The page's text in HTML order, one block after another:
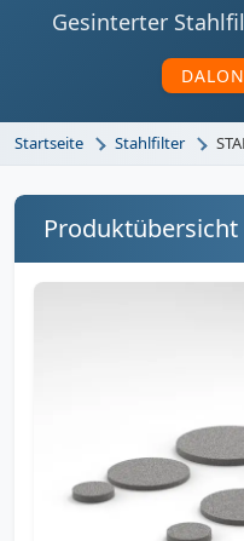
Gesinterter
Startseite Stahlfilter
Produktübersicht